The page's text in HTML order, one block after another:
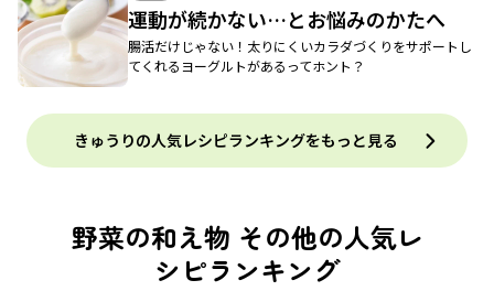
運動が続かない…とお悩みのかたへ
腸活だけじゃない！太りにくいカラダづくりをサポートし
てくれるヨーグルトがあるってホント？
きゅうりの人気レシピランキングをもっと見る
野菜の和え物 その他の人気レ
シピランキング